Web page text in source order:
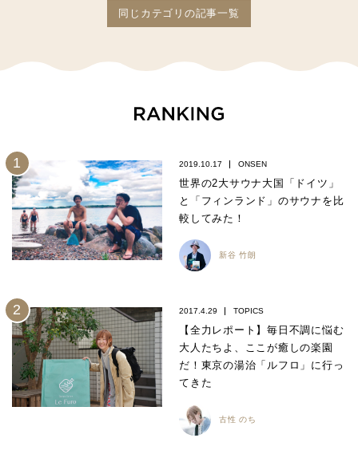
同じカテゴリの記事一覧
2019.10.17 ONSEN
世界の2大サウナ大国「ドイツ」
と「フィンランド」のサウナを比
較してみた！
新谷 竹朗
2017.4.29 TOPICS
【全力レポート】毎日不調に悩む
大人たちよ、ここが癒しの楽園
だ！東京の湯治「ルフロ」に行っ
てきた
古性 のち